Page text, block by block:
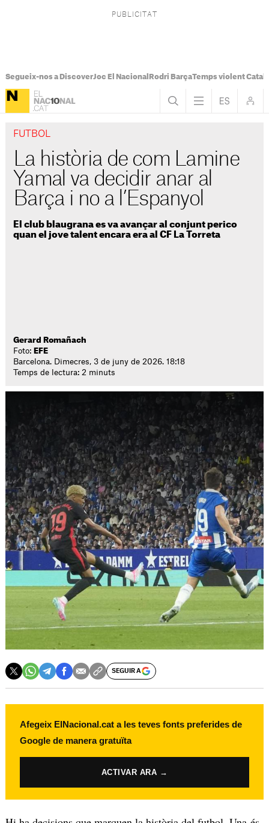
Segueix-nos a DiscoverJoc El Nacional Rodri BarçaTemps violent
FUTBOL
La història de com Lamine
Yamal va decidir anar al
Barça i no a l’Espanyol
El club blaugrana es va avançar al conjunt perico
quan el jove talent encara era al CF La Torreta
Gerard Romañach
Foto: EFE
Barcelona. Dimecres, 3 de juny de 2026. 18:18
Temps de lectura: 2 minuts
SEGUIR A
Afegeix ElNacional.cat a les teves fonts preferides de
Google de manera gratuïta
ACTIVAR ARA →